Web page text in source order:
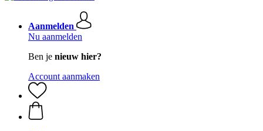
Aanmelden
Nu aanmelden
Ben je nieuw hier?
Account aanmaken